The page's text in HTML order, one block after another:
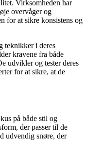
Virksomheden har
overvåger og
for at sikre konsistens og
teknikker i deres
kravene fra både
udvikler og tester deres
for at sikre, at de
på både stil og
der passer til de
udvendig snøre, der